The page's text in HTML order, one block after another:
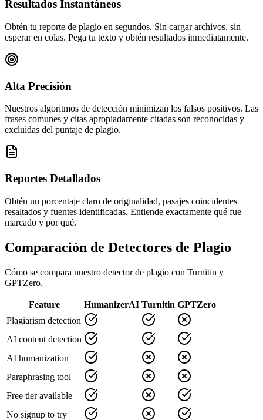
Resultados Instantáneos
Obtén tu reporte de plagio en segundos. Sin cargar archivos, sin
esperar en colas. Pega tu texto y obtén resultados inmediatamente.
Alta Precisión
Nuestros algoritmos de detección minimizan los falsos positivos. Las
frases comunes y citas apropiadamente citadas son reconocidas y
excluidas del puntaje de plagio.
Reportes Detallados
Obtén un porcentaje claro de originalidad, pasajes coincidentes
resaltados y fuentes identificadas. Entiende exactamente qué fue
marcado y por qué.
Comparación de Detectores de Plagio
Cómo se compara nuestro detector de plagio con Turnitin y
GPTZero.
Feature HumanizerAI Turnitin GPTZero
Plagiarism detection
AI content detection
AI humanization
Paraphrasing tool
Free tier available
No signup to try